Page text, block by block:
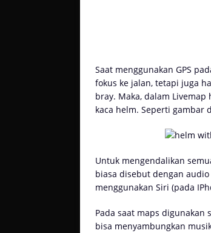
Saat menggunakan GPS
fokus ke jalan, tetapi juga
bray. Maka, dalam
kaca helm. Seperti gambar
Untuk mengendalikan
biasa disebut dengan
menggunakan Siri (pada
Pada saat maps
bisa menyambungkan